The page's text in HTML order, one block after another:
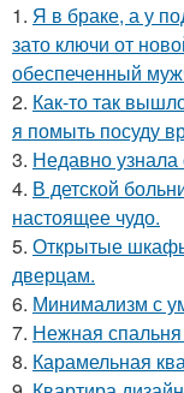
1. Я в браке, а у
зато ключи от
обеспеченный
2. Как-то так
я помыть посуду
3. Недавно
4. В детской
настоящее чудо.
5. Открытые
дверцам.
6. Минимализм с
7. Нежная спальня
8. Карамельная